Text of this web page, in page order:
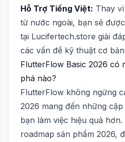
Hỗ Trợ Tiếng Việt: Thay
từ nước ngoài, bạn sẽ
tại Lucifertech.store giải
các vấn đề kỹ thuật cơ
FlutterFlow Basic 2026 có
phá nào?
FlutterFlow không ngừng
2026 mang đến những
bạn làm việc hiệu quả
roadmap sản phẩm 2026,